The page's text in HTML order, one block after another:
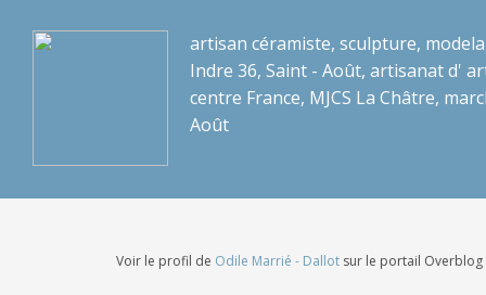
artisan céramiste, sculpture,
Indre 36, Saint - Août, artisanat d'
centre France, MJCS La Châtre,
Août
Voir le profil de Odile Marrié - Dallotsur le portail Overblog